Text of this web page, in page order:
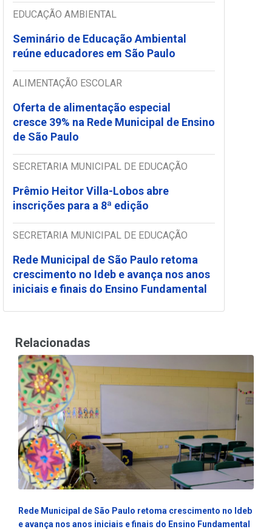
EDUCAÇÃO AMBIENTAL
Seminário de Educação Ambiental
reúne educadores em São Paulo
ALIMENTAÇÃO ESCOLAR
Oferta de alimentação especial
cresce 39% na Rede Municipal de Ensino
de São Paulo
SECRETARIA MUNICIPAL DE EDUCAÇÃO
Prêmio Heitor Villa-Lobos abre
inscrições para a 8ª edição
SECRETARIA MUNICIPAL DE EDUCAÇÃO
Rede Municipal de São Paulo retoma
crescimento no Ideb e avança nos anos
iniciais e finais do Ensino Fundamental
Relacionadas
Rede Municipal de São Paulo retoma crescimento no Ideb
e avança nos anos iniciais e finais do Ensino Fundamental